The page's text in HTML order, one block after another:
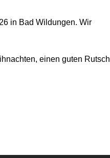
in Bad Wildungen. Wir
einen guten Rutsch